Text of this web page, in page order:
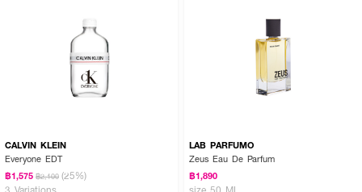
CALVIN KLEIN
Everyone EDT
฿1,575 ฿2,100 (25%)
3 Variations
LAB PARFUMO
Zeus Eau De Parfum
฿1,890
size 50 ML